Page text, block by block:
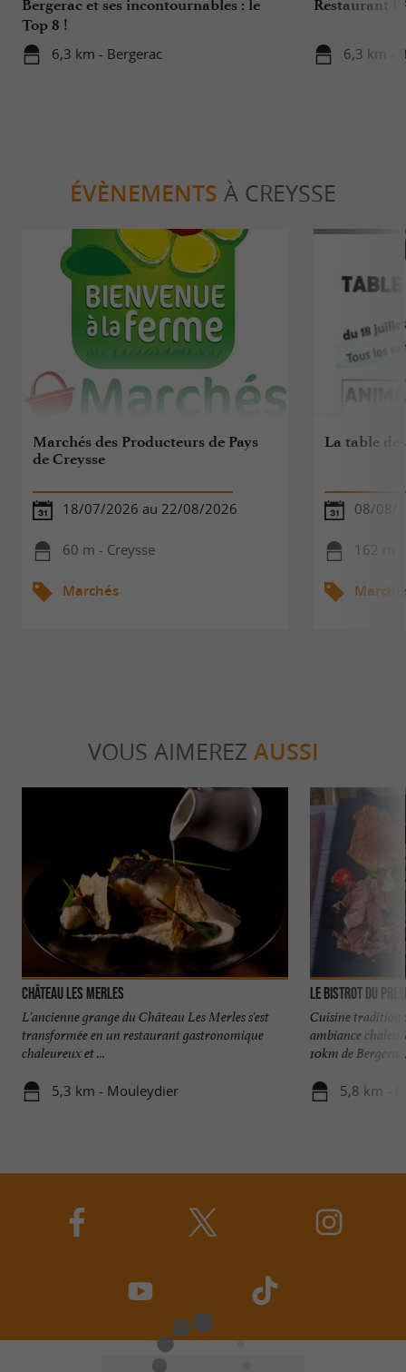
Bergerac et ses incontournables : le
Top 8 !
6,3 km - Bergerac
Restaurant
6,3 km -
ÉVÈNEMENTS À CREYSSE
Marchés des Producteurs de Pays
de Creysse
18/07/2026 au 22/08/2026
60 m - Creysse
Marchés
La table
08/08/
162 m -
VOUS AIMEREZ AUSSI
Château les Merles
L'ancienne grange du Château Les Merles s'est
transformée en un restaurant gastronomique
chaleureux et ...
5,3 km - Mouleydier
Le Bistrot du
Cuisine
ambiance
10km de
5,8 km -